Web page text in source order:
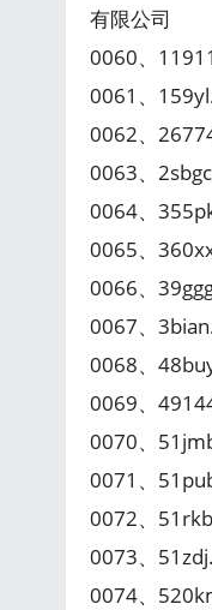
有限公司
0060、
0061、
0062、
0063、
0064、
0065、
0066、
0067、
0068、
0069、
0070、
0071、
0072、
0073、
0074、